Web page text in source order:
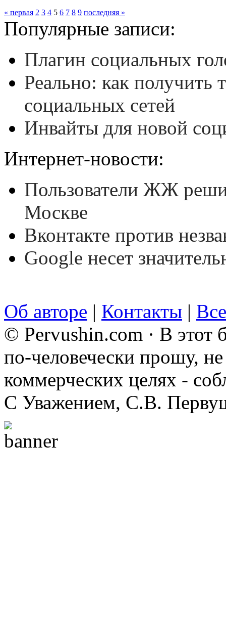
« первая 2 3 4 5 6 7 8 9 последняя »
Популярные записи:
Плагин социальных
Реально: как получить
социальных сетей
Инвайты для новой
Интернет-новости:
Пользователи ЖЖ
Москве
Вконтакте против
Google несет
Об авторе | Контакты |
© Pervushin.com · В этот
по-человечески прошу,
коммерческих целях -
С Уважением, С.В.